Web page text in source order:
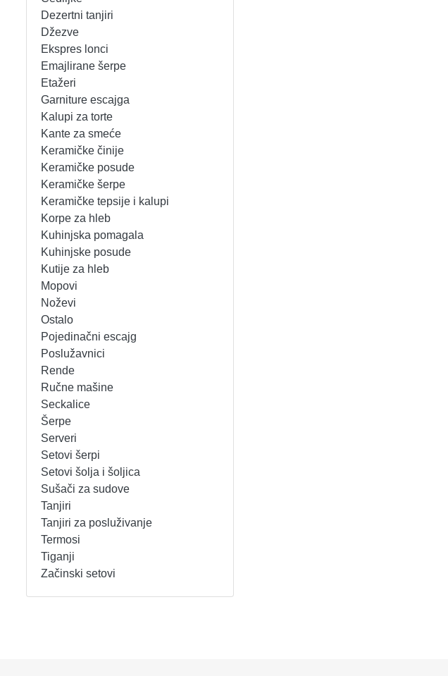
MIKROTALASNE
MIKSERI
MULTI STAJLERI
NUTRI PRACTIC
OSTALO ELEC
PANELNE GREJALICE
PEGLE
PEGLE ZA KOSU
PIZZA PEKAČI
PODNE VAGE
REŠOI
SECKALICE
SOKOVNICI
TOSTERI
USISIVAČI
VENTILATORI
MOPOVI
NOŽEVI
OSTALO
POJEDINAČNI ESCAJG
POSLUŽAVNICI
RENDE
RUČNE MAŠINE
SECKALICE
ŠERPE
SERVERI
SETOVI ŠERPI
SETOVI ŠOLJA I ŠOLJICA
SUŠAČI ZA SUDOVE
TANJIRI
TANJIRI ZA POSLUŽIVANJE
TERMOSI
TIGANJI
Dezertni tanjiri
Džezve
Ekspres lonci
Emajlirane šerpe
Etažeri
Garniture escajga
Kalupi za torte
Kante za smeće
Keramičke činije
Keramičke posude
Keramičke šerpe
Keramičke tepsije i kalupi
Korpe za hleb
Kuhinjska pomagala
Kuhinjske posude
Kutije za hleb
Mopovi
Noževi
Ostalo
Pojedinačni escajg
Poslužavnici
Rende
Ručne mašine
Seckalice
Šerpe
Serveri
Setovi šerpi
Setovi šolja i šoljica
Sušači za sudove
Tanjiri
Tanjiri za posluživanje
Termosi
Tiganji
Začinski setovi